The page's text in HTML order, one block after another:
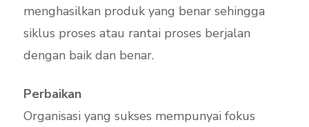
menghasilkan produk yang benar sehingga
siklus proses atau rantai proses berjalan
dengan baik dan benar.
Perbaikan
Organisasi yang sukses mempunyai fokus